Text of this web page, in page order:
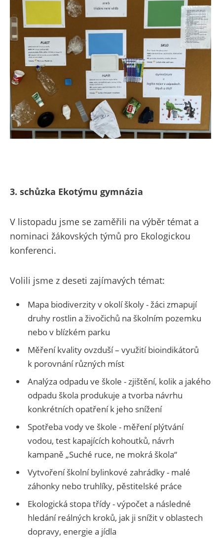
3. schůzka Ekotýmu gymnázia
V listopadu jsme se zaměřili na výběr témat a
nominaci žákovských týmů pro Ekologickou
konferenci.
Volili jsme z deseti zajímavých témat:
Mapa biodiverzity v okolí školy - žáci zmapují
druhy rostlin a živočichů na školním pozemku
nebo v blízkém parku
Měření kvality ovzduší – využití bioindikátorů
k porovnání různých míst
Analýza odpadu ve škole - zjištění, kolik a jakého
odpadu škola produkuje a tvorba návrhu
konkrétních opatření k jeho snížení
Spotřeba vody ve škole - měření plýtvání
vodou, test kapajících kohoutků, návrh
kampaně „Suché ruce, ne mokrá škola“
Vytvoření školní bylinkové zahrádky - malé
záhonky nebo truhlíky, pěstitelské práce
Ekologická stopa třídy - výpočet a následné
hledání reálných kroků, jak ji snížit v oblastech
dopravy, energie a jídla